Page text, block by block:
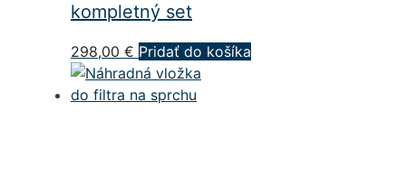
kompletný set
298,00 € Pridať do košíka